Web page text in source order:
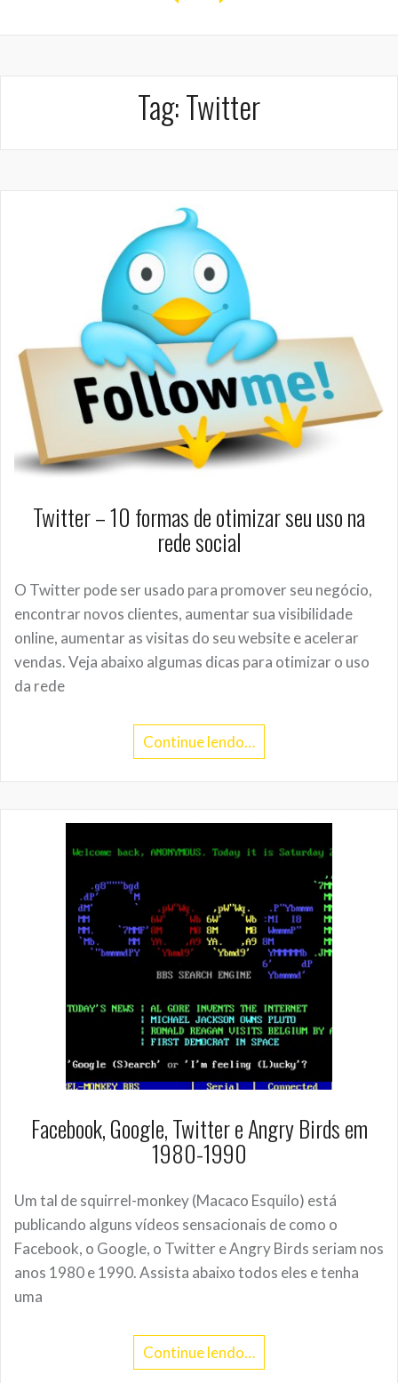
Tag:Twitter
Twitter – 10 formas de otimizar seu uso na
rede social
O Twitter pode ser usado para promover seu negócio,
encontrar novos clientes, aumentar sua visibilidade
online, aumentar as visitas do seu website e acelerar
vendas. Veja abaixo algumas dicas para otimizar o uso
da rede
Continue lendo…
Facebook, Google, Twitter e Angry Birds em
1980-1990
Um tal de squirrel-monkey (Macaco Esquilo) está
publicando alguns vídeos sensacionais de como o
Facebook, o Google, o Twitter e Angry Birds seriam nos
anos 1980 e 1990. Assista abaixo todos eles e tenha
uma
Continue lendo…